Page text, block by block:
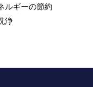
ルギーの節約
浄